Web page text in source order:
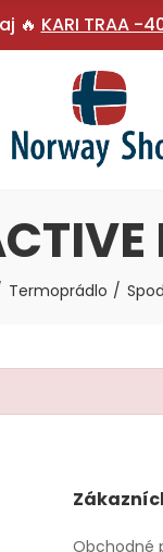
🔥 KARI TRAA -
Termoprádlo
Obchodné